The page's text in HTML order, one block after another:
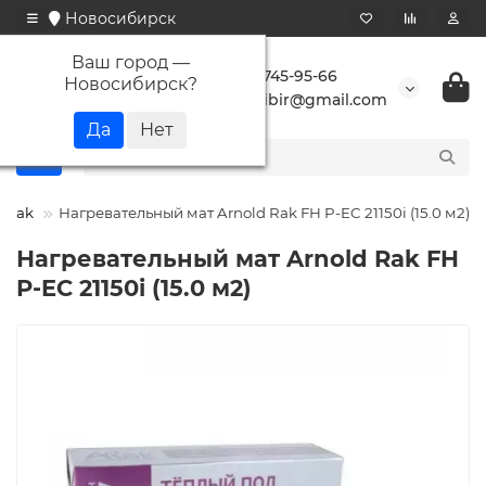
Новосибирск
Ваш город —
Новосибирск?
+7 923 745-95-66
buransibir@gmail.com
Rak Нагревательный мат Arnold Rak FH P-EC 21150i (15.0 м2)
Нагревательный мат Arnold Rak FH
P-EC 21150i (15.0 м2)